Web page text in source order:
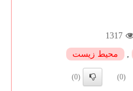
1317
, محیط زیست
(0)
(0)